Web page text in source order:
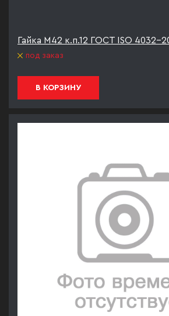
Гайка М42 к.п.12 ГОСТ ISO 4032-
под заказ
В КОРЗИНУ